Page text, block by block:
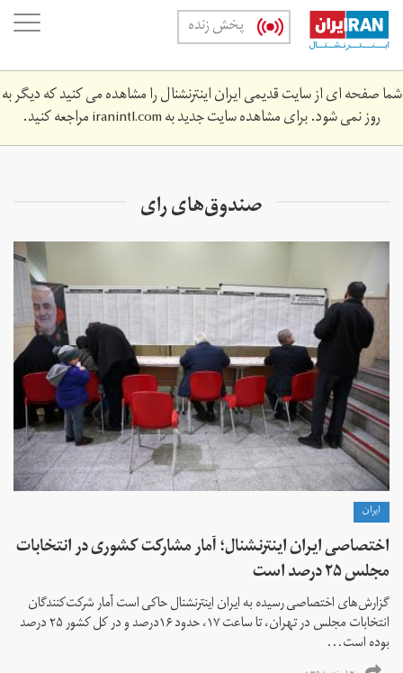
Skip
main
content
پخش زنده
شما صفحه ای از سایت قدیمی ایران اینترنشنال را مشاهده می کنید که دیگر به
روز نمی شود. برای مشاهده سایت جدید بهiranintl.comمراجعه کنید.
صندوق‌های رای
ايران
اختصاصی ایران اینترنشنال؛ آمار مشارکت کشوری در انتخابات
مجلس ۲۵ درصد است
گزارش‌های اختصاصی رسیده به ایران اینترنشنال حاکی است آمار شرکت‌کنندگان
انتخابات مجلس در تهران،‌ تا ساعت ۱۷، حدود ۱۶درصد و در کل کشور ۲۵ درصد
بوده است...